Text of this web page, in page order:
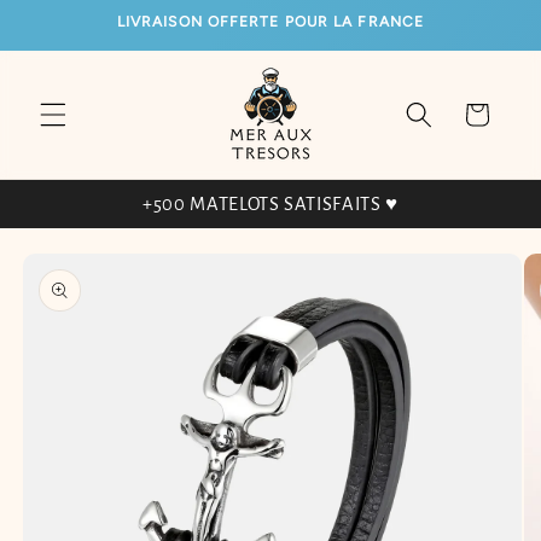
AU
LIVRAISON OFFERTE POUR LA FRANCE
Panier
+500 MATELOTS SATISFAITS ♥
INFORMATIONS
PRODUITS